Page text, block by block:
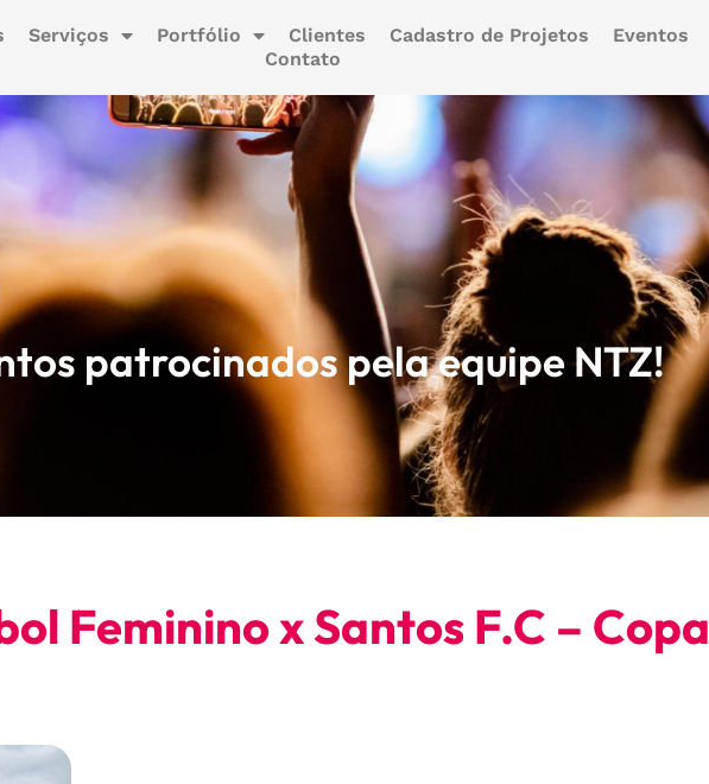
Serviços Portfólio Clientes Cadastro de Projetos Eventos
Contato
patrocinados pela equipe NTZ!
Feminino x Santos F.C – Copa